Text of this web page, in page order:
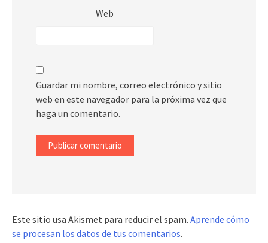
Web
Guardar mi nombre, correo electrónico y sitio
web en este navegador para la próxima vez que
haga un comentario.
Este sitio usa Akismet para reducir el spam. Aprende cómo
se procesan los datos de tus comentarios.